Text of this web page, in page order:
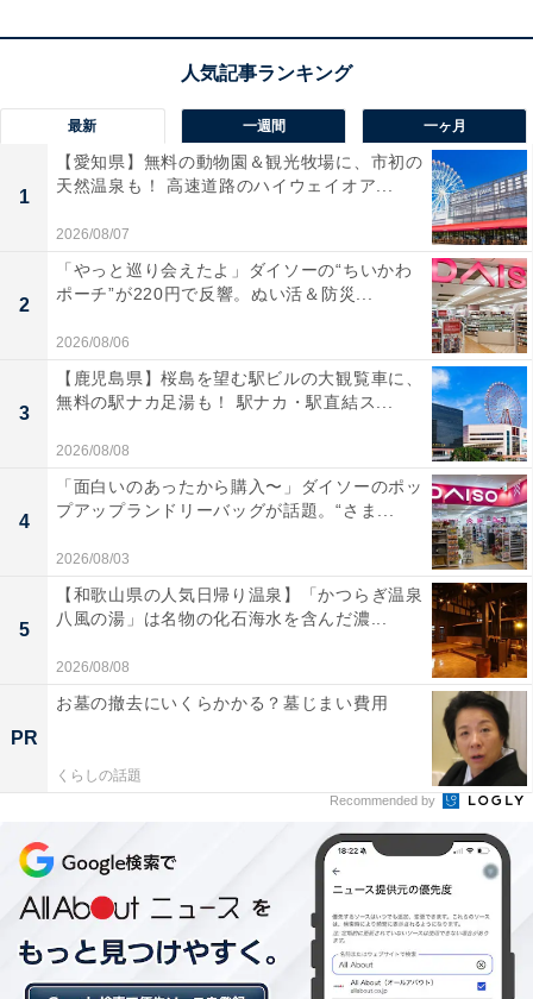
この日に始めたことは、天の恵みを受けてよい方向へ進
みやすいとされ、特に家庭や愛情、人とのつながりに関
する物事と相性がよいのが特徴。結婚や入籍、プロポー
ズ、告白など、人生の大切な節目を迎える日に最適な吉
日とされています。
また、出産や子育てを見据えた引っ越しや新居の購入、
リフォームなど、住まいや家族に関わる決断にも適した
日とされています。将来に向けて新たな一歩を踏み出す
のにぴったりです。
さらに母倉日は、「万物が芽吹き、繁栄する日」ともい
われています。起業や独立、開業、会社設立など、この
日に発展させたい物事をスタートさせれば、将来的に大
きく育つでしょう。
大明日（だいみょうにち）
大明日も、「七箇の善日」の1つに数えられる吉日。
「天と地の道が開かれ、世の中の隅々まで太陽の光が届
く日」とされ、前向きで明るい運気が広がる日と考えら
れています。
この日は、「あらゆる行いに太陽の恩恵が授けられる」
といわれ、物事が滞りなく進みやすいのが特徴。新しい
ことを始めるタイミングや、重要な決断を下す日として
も適しています。
特に、結婚や入籍などの婚姻に関すること、引っ越しや
移転、旅行などの移動に関すること、建築工事や不動産
最新 一週間 一ヶ月
1
【愛知県】無料の動物園＆観光牧場に、市初の
天然温泉も！ 高速道路のハイウェイオア...
2026/08/07
2
「やっと巡り会えたよ」ダイソーの“ちいかわ
ポーチ”が220円で反響。ぬい活＆防災...
2026/08/06
3
【鹿児島県】桜島を望む駅ビルの大観覧車に、
無料の駅ナカ足湯も！ 駅ナカ・駅直結ス...
2026/08/08
4
「面白いのあったから購入〜」ダイソーのポッ
プアップランドリーバッグが話題。“さま...
2026/08/03
5
【和歌山県の人気日帰り温泉】「かつらぎ温泉
八風の湯」は名物の化石海水を含んだ濃...
2026/08/08
PR
お墓の撤去にいくらかかる？墓じまい費用
くらしの話題
Recommended by